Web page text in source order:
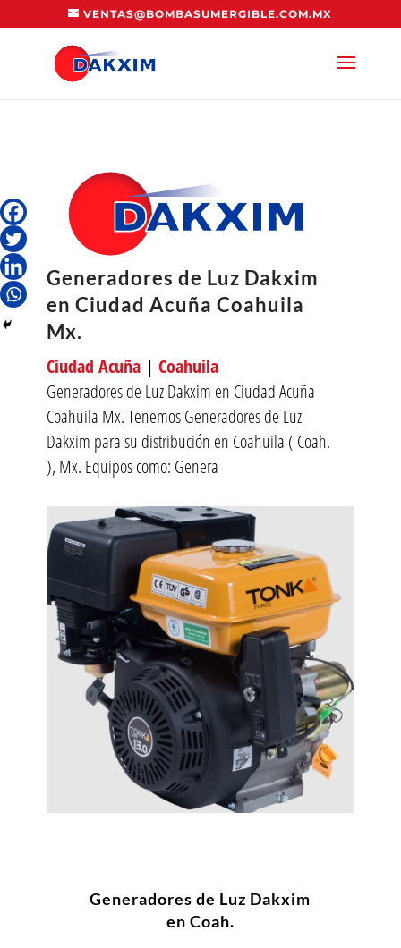
VENTAS@BOMBASUMERGIBLE.COM.MX
Generadores de Luz Dakxim
en Ciudad Acuña Coahuila
Mx.
Ciudad Acuña| Coahuila
Generadores de Luz Dakxim en Ciudad Acuña
Coahuila Mx. Tenemos Generadores de Luz
Dakxim para su distribución en Coahuila ( Coah.
), Mx. Equipos como: Genera
Generadores de Luz Dakxim
en Coah.